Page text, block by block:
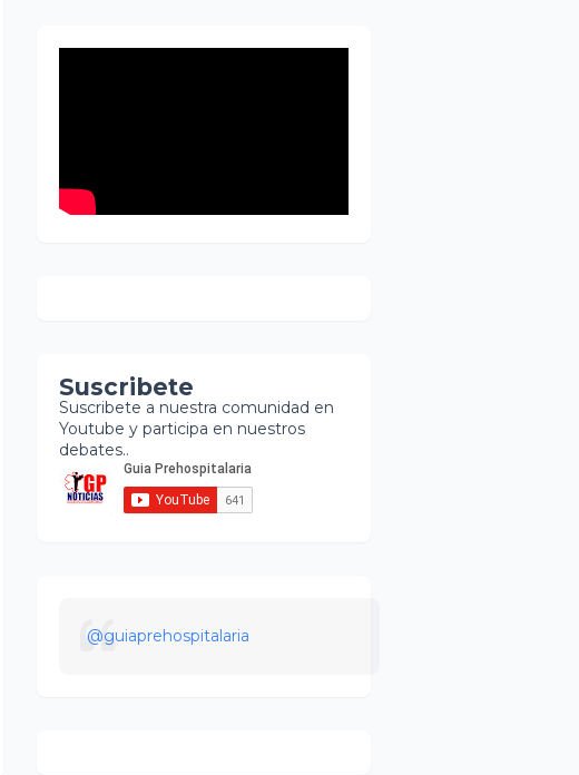
Suscribete
Suscribete a nuestra comunidad en
Youtube y participa en nuestros
debates..
@guiaprehospitalaria